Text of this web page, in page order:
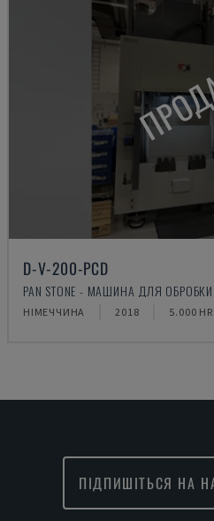
D-V-200-PCD
PAN STONE - МАШИНА ДЛЯ
НІМЕЧЧИНА 2018 5.000
ПІДПИШІТЬСЯ НА